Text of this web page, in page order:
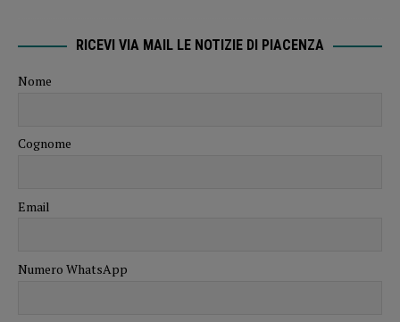
RICEVI VIA MAIL LE NOTIZIE DI PIACENZA
Nome
Cognome
Email
Numero WhatsApp